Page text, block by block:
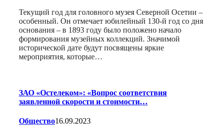
Текущий год для головного музея Северной Осетии –
особенный. Он отмечает юбилейный 130-й год со дня
основания – в 1893 году было положено начало
формирования музейных коллекций. Значимой
исторической дате будут посвящены яркие
мероприятия, которые…
ЗАО «Остелеком»: «Вопрос соответствия
заявленной скорости и стоимости…
Общество16.09.2023